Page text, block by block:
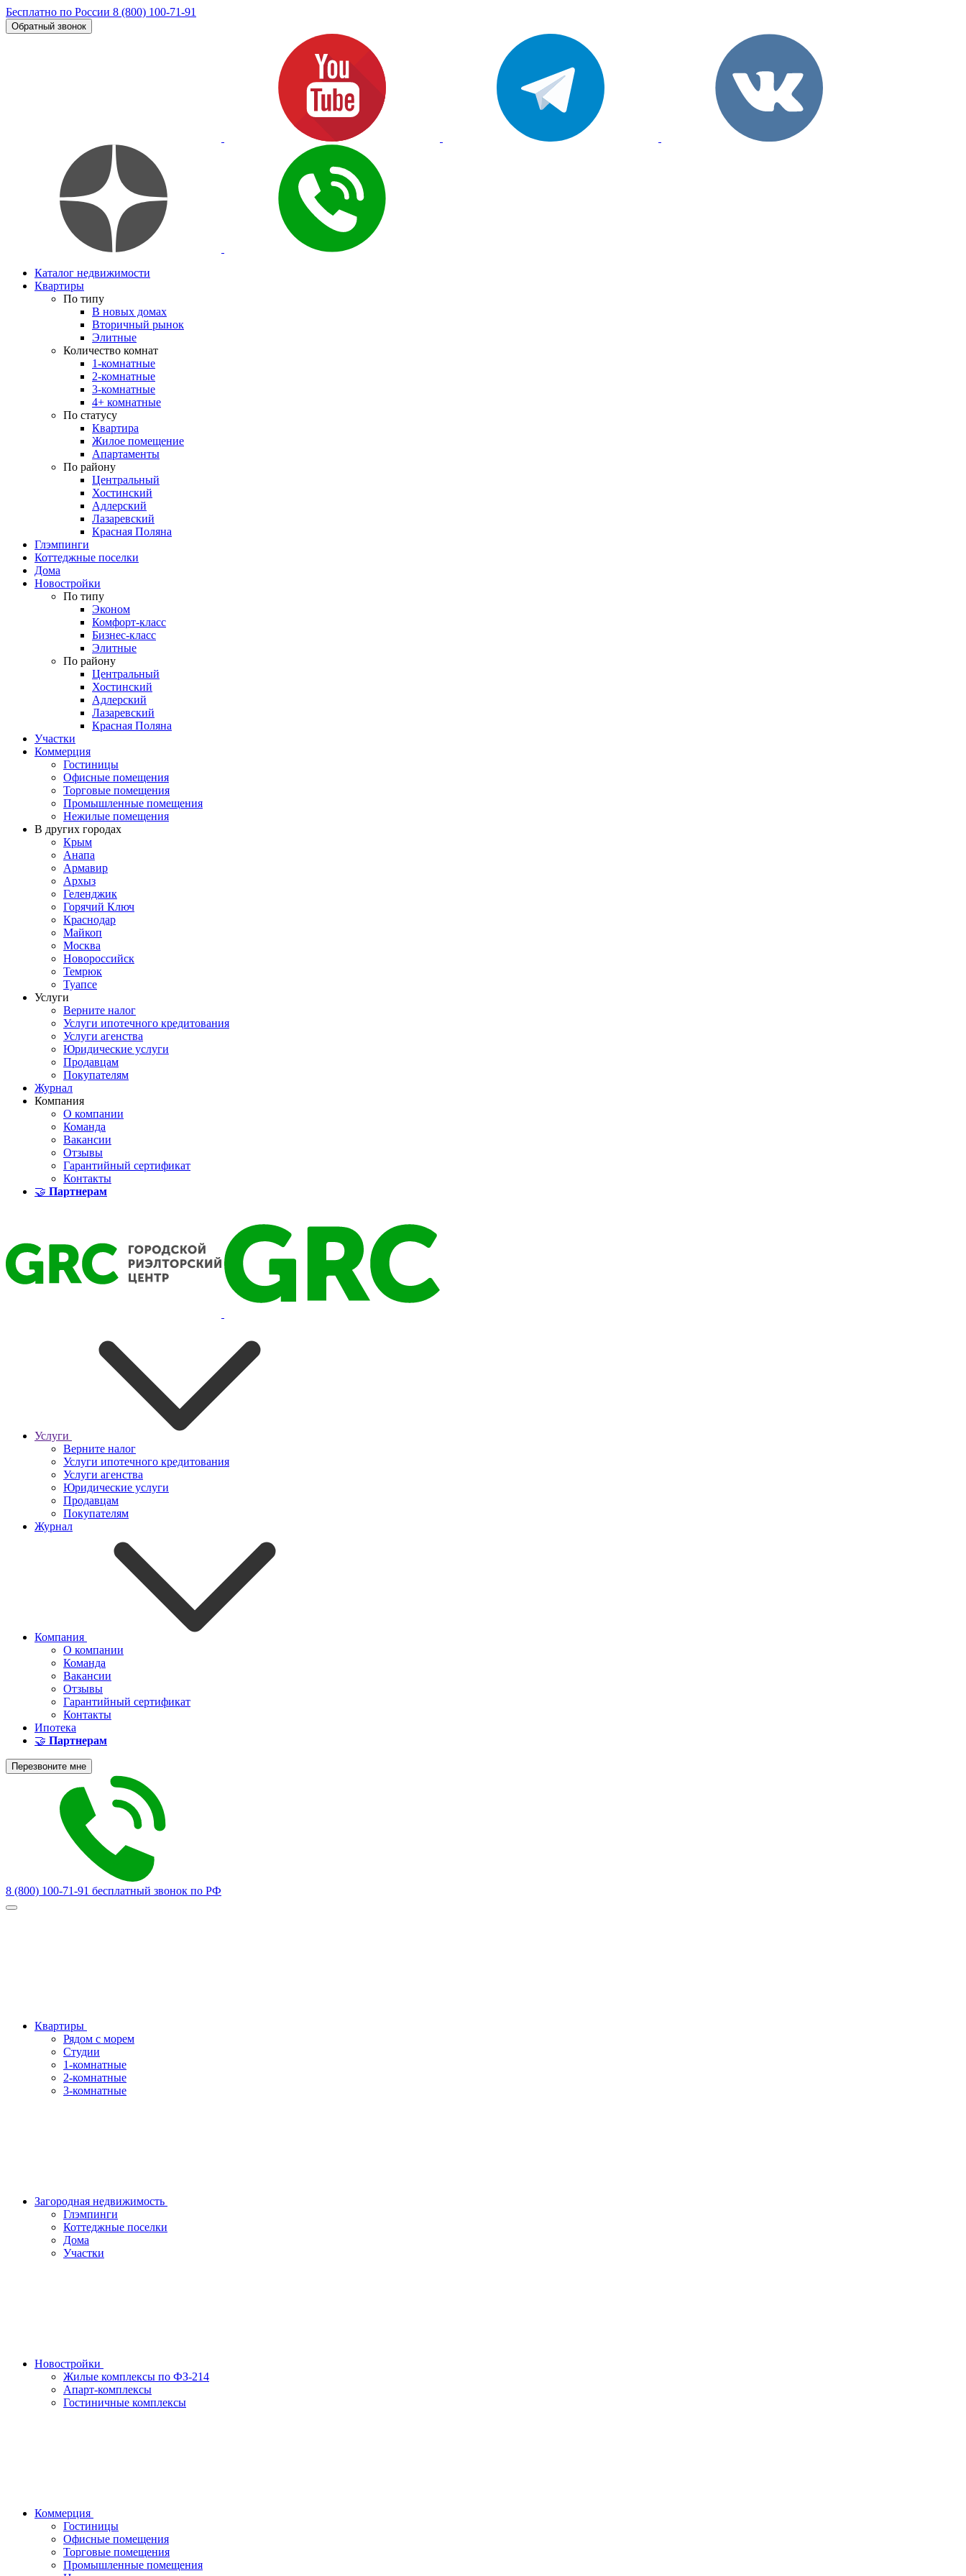
Бесплатно по России 8 (800) 100-71-91
Обратный звонок
Каталог недвижимости
Квартиры
По типу
В новых домах
Вторичный рынок
Элитные
Количество комнат
1-комнатные
2-комнатные
3-комнатные
4+ комнатные
По статусу
Квартира
Жилое помещение
Апартаменты
По району
Центральный
Хостинский
Адлерский
Лазаревский
Красная Поляна
Глэмпинги
Коттеджные поселки
Дома
Новостройки
По типу
Эконом
Комфорт-класс
Бизнес-класс
Элитные
По району
Центральный
Хостинский
Адлерский
Лазаревский
Красная Поляна
Участки
Коммерция
Гостиницы
Офисные помещения
Торговые помещения
Промышленные помещения
Нежилые помещения
В других городах
Крым
Анапа
Армавир
Архыз
Геленджик
Горячий Ключ
Краснодар
Майкоп
Москва
Новороссийск
Темрюк
Туапсе
Услуги
Верните налог
Услуги ипотечного кредитования
Услуги агенства
Юридические услуги
Продавцам
Покупателям
Журнал
Компания
О компании
Команда
Вакансии
Отзывы
Гарантийный сертификат
Контакты
🤝 Партнерам
Услуги
Верните налог
Услуги ипотечного кредитования
Услуги агенства
Юридические услуги
Продавцам
Покупателям
Журнал
Компания
О компании
Команда
Вакансии
Отзывы
Гарантийный сертификат
Контакты
Ипотека
🤝 Партнерам
Перезвоните мне
8 (800) 100-71-91 бесплатный звонок по РФ
Квартиры
Рядом с морем
Студии
1-комнатные
2-комнатные
3-комнатные
Загородная недвижимость
Глэмпинги
Коттеджные поселки
Дома
Участки
Новостройки
Жилые комплексы по ФЗ-214
Апарт-комплексы
Гостиничные комплексы
Коммерция
Гостиницы
Офисные помещения
Торговые помещения
Промышленные помещения